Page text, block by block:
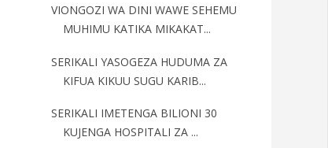
VIONGOZI WA DINI WAWE SEHEMU
MUHIMU KATIKA MIKAKAT...
SERIKALI YASOGEZA HUDUMA ZA
KIFUA KIKUU SUGU KARIB...
SERIKALI IMETENGA BILIONI 30
KUJENGA HOSPITALI ZA ...